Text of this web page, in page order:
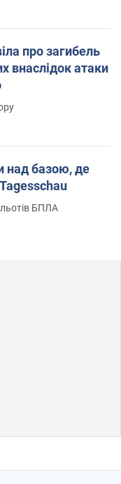
про загибель
внаслідок атаки
над базою, де
БПЛА